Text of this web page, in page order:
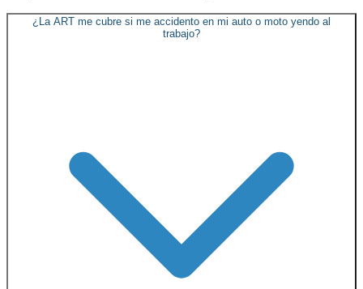
¿La ART me cubre si me accidento en mi auto o moto yendo al